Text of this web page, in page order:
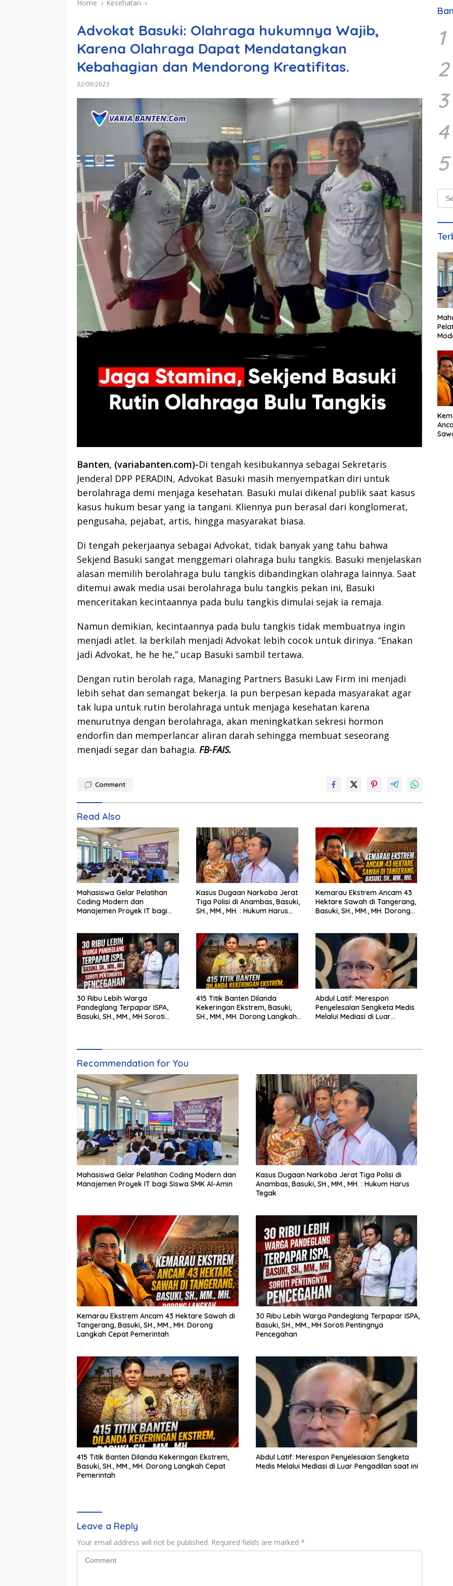
Home Kesehatan
Advokat Basuki: Olahraga hukumnya Wajib,
Karena Olahraga Dapat Mendatangkan
Kebahagian dan Mendorong Kreatifitas.
02/09/2023
Banten, (variabanten.com)-Di tengah kesibukannya sebagai Sekretaris
Jenderal DPP PERADIN, Advokat Basuki masih menyempatkan diri untuk
berolahraga demi menjaga kesehatan. Basuki mulai dikenal publik saat kasus
kasus hukum besar yang ia tangani. Kliennya pun berasal dari konglomerat,
pengusaha, pejabat, artis, hingga masyarakat biasa.
Di tengah pekerjaanya sebagai Advokat, tidak banyak yang tahu bahwa
Sekjend Basuki sangat menggemari olahraga bulu tangkis. Basuki menjelaskan
alasan memilih berolahraga bulu tangkis dibandingkan olahraga lainnya. Saat
ditemui awak media usai berolahraga bulu tangkis pekan ini, Basuki
menceritakan kecintaannya pada bulu tangkis dimulai sejak ia remaja.
Namun demikian, kecintaannya pada bulu tangkis tidak membuatnya ingin
menjadi atlet. Ia berkilah menjadi Advokat lebih cocok untuk dirinya. “Enakan
jadi Advokat, he he he,” ucap Basuki sambil tertawa.
Dengan rutin berolah raga, Managing Partners Basuki Law Firm ini menjadi
lebih sehat dan semangat bekerja. Ia pun berpesan kepada masyarakat agar
tak lupa untuk rutin berolahraga untuk menjaga kesehatan karena
menurutnya dengan berolahraga, akan meningkatkan sekresi hormon
endorfin dan memperlancar aliran darah sehingga membuat seseorang
menjadi segar dan bahagia. FB-FAIS.
Comment
Read Also
Mahasiswa Gelar Pelatihan
Coding Modern dan
Manajemen Proyek IT bagi
Kasus Dugaan Narkoba Jerat
Tiga Polisi di Anambas, Basuki,
SH., MM., MH. : Hukum Harus
Kemarau Ekstrem Ancam 43
Hektare Sawah di Tangerang,
Basuki, SH., MM., MH. Dorong
30 Ribu Lebih Warga
Pandeglang Terpapar ISPA,
Basuki, SH., MM., MH Soroti
415 Titik Banten Dilanda
Kekeringan Ekstrem, Basuki,
SH., MM., MH. Dorong Langkah
Abdul Latif: Merespon
Penyelesaian Sengketa Medis
Melalui Mediasi di Luar
Recommendation for You
Mahasiswa Gelar Pelatihan Coding Modern dan
Manajemen Proyek IT bagi Siswa SMK Al-Amin
Kasus Dugaan Narkoba Jerat Tiga Polisi di
Anambas, Basuki, SH., MM., MH. : Hukum Harus
Tegak
Kemarau Ekstrem Ancam 43 Hektare Sawah di
Tangerang, Basuki, SH., MM., MH. Dorong
Langkah Cepat Pemerintah
30 Ribu Lebih Warga Pandeglang Terpapar ISPA,
Basuki, SH., MM., MH Soroti Pentingnya
Pencegahan
415 Titik Banten Dilanda Kekeringan Ekstrem,
Basuki, SH., MM., MH. Dorong Langkah Cepat
Pemerintah
Abdul Latif: Merespon Penyelesaian Sengketa
Medis Melalui Mediasi di Luar Pengadilan saat ini
Leave a Reply
Your email address will not be published. Required fields are marked *
1
2
3
4
5
for:
bagi